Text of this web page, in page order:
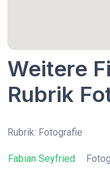
Weitere
Rubrik
Rubrik: Fotografie
Fabian Seyfried